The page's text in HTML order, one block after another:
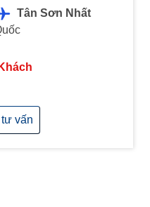
Tân Sơn Nhất
Khách
tư vấn